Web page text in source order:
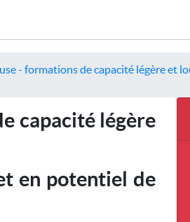
- formations de capacité légère et
capacité légère
en potentiel de